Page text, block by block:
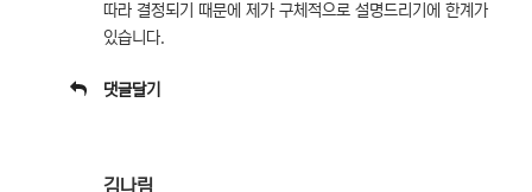
따라 결정되기 때문에 제가 구체적으로 설명드리기에 한계가
있습니다.
댓글달기
김나림